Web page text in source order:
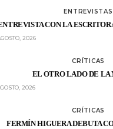
ENTREVISTAS
CON LA
2026
CRÍTICAS
EL OTRO LADO DE LA
2026
CRÍTICAS
FERMÍN HIGUERA DEBUTA